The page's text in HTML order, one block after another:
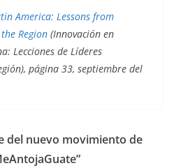
America: Lessons from
Region (Innovación en
Lecciones de Líderes
página 33, septiembre del
del nuevo movimiento de